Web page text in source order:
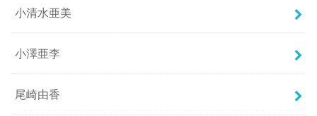
小清水亜美
小澤亜李
尾崎由香